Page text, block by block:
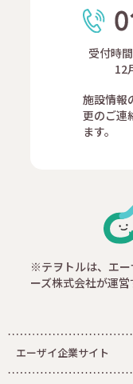
受付時
12
施設情報
更のご連
ます。
※テヲトルは、エー
ーズ株式会社が運営
エーザイ企業サイト